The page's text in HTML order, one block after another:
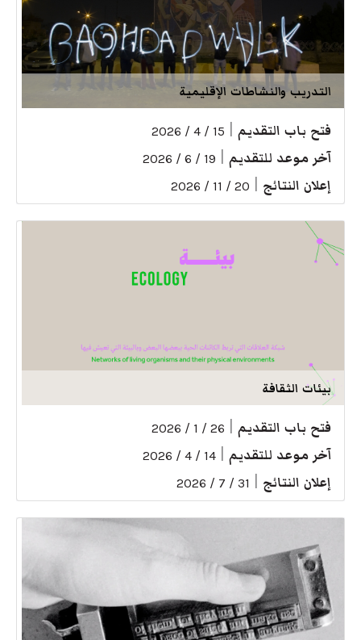
التدريب والنشاطات الإقليمية
فتح باب التقديم 15 / 4 / 2026
آخر موعد للتقديم 19 / 6 / 2026
إعلان النتائج 20 / 11 / 2026
بيئات الثقافة
فتح باب التقديم 26 / 1 / 2026
آخر موعد للتقديم 14 / 4 / 2026
إعلان النتائج 31 / 7 / 2026